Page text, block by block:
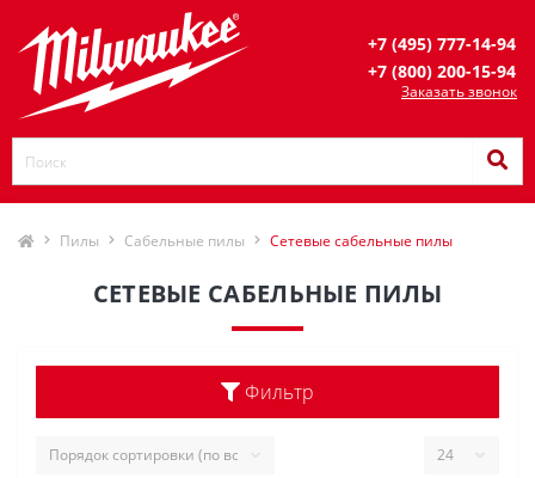
+7 (495) 777-14-94
+7 (800) 200-15-94
Заказать звонок
Пилы Сабельные пилы Сетевые сабельные пилы
СЕТЕВЫЕ САБЕЛЬНЫЕ ПИЛЫ
Фильтр